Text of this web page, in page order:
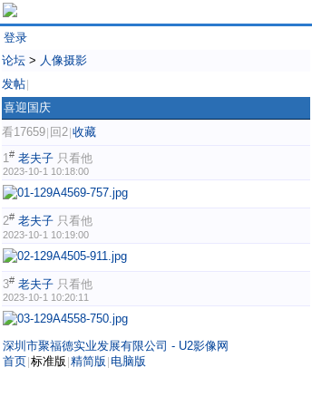
登录
论坛 > 人像摄影
发帖
喜迎国庆
看17659 回2 收藏
1# 老夫子 只看他
2023-10-1 10:18:00
2# 老夫子 只看他
2023-10-1 10:19:00
3# 老夫子 只看他
2023-10-1 10:20:11
深圳市聚福德实业发展有限公司 - U2影像网
首页 标准版 精简版 电脑版